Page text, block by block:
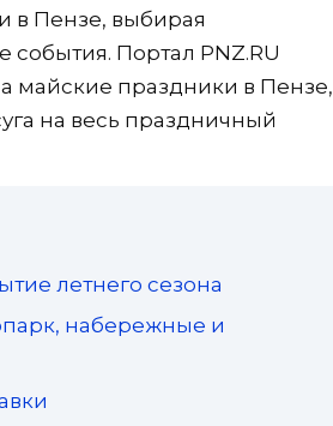
в Пензе, выбирая
Портал PNZ.RU
майские праздники в Пензе,
на весь праздничный
летнего сезона
набережные и